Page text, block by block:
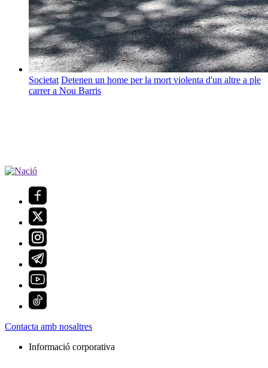
Societat Detenen un home per la mort violenta d'un altre a ple
carrer a Nou Barris
Contacta amb nosaltres
Informació corporativa